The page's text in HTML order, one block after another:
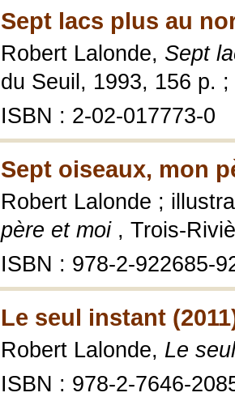
Sept lacs plus au
Robert Lalonde, Sept
du Seuil, 1993, 156 p.
ISBN : 2-02-017773-0
Sept oiseaux, mon
Robert Lalonde ;
père et moi , Trois-
ISBN : 978-2-922685-
Le seul instant
Robert Lalonde, Le
ISBN : 978-2-7646-